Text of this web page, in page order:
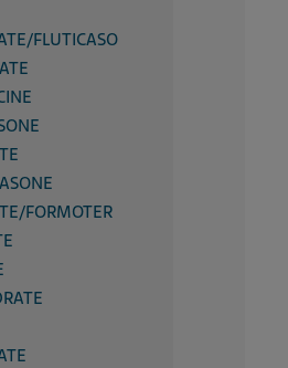
FLUTICASO
FORMOTER